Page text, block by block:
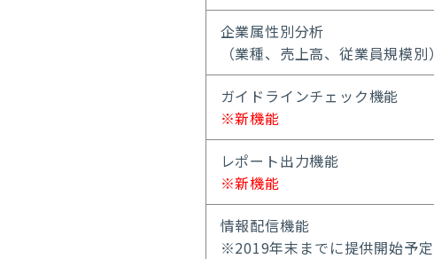
企業属性別分析
（業種、売上高、従業員規模別）
ガイドラインチェック機能
※新機能
レポート出力機能
※新機能
情報配信機能
※2019年末までに提供開始予定